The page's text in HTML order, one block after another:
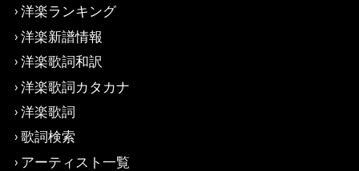
洋楽ランキング
洋楽新譜情報
洋楽歌詞和訳
洋楽歌詞カタカナ
洋楽歌詞
歌詞検索
アーティスト一覧